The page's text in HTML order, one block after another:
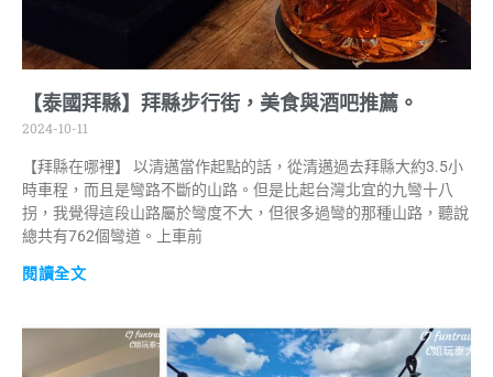
【泰國拜縣】拜縣步行街，美食與酒吧推薦。
2024-10-11
【拜縣在哪裡】 以清邁當作起點的話，從清邁過去拜縣大約3.5小
時車程，而且是彎路不斷的山路。但是比起台灣北宜的九彎十八
拐，我覺得這段山路屬於彎度不大，但很多過彎的那種山路，聽說
總共有762個彎道。上車前
閱讀全文